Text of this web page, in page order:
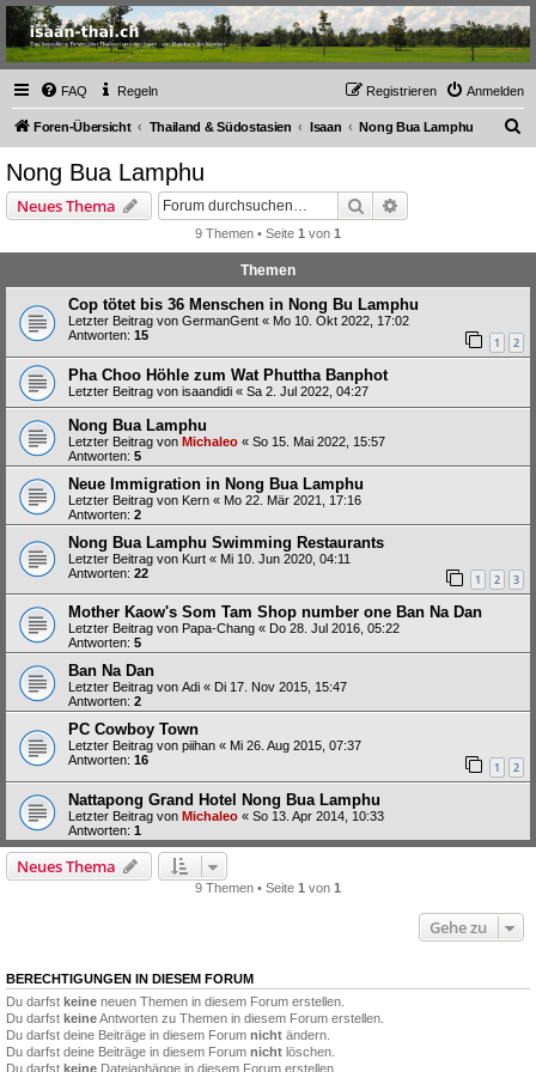
Thailand & Isaan Forum
- isaan-thai.ch
Das freundliche Forum über Thailand und den Isaan - von Membern für Member
FAQ Regeln Anmelden
Registrieren
Foren-Übersicht Thailand & Südostasien Isaan Nong Bua Lamphu
Nong Bua Lamphu
Neues Thema Suche
9 Themen • Seite 1 von 1
Themen
Cop tötet bis 36 Menschen in Nong Bu Lamphu
Letzter Beitrag von GermanGent « Mo 10. Okt 2022, 17:02
Antworten: 15 1 2
Pha Choo Höhle zum Wat Phuttha Banphot
Letzter Beitrag von isaandidi « Sa 2. Jul 2022, 04:27
Nong Bua Lamphu
Letzter Beitrag von Michaleo « So 15. Mai 2022, 15:57
Antworten: 5
Neue Immigration in Nong Bua Lamphu
Letzter Beitrag von Kern « Mo 22. Mär 2021, 17:16
Antworten: 2
Nong Bua Lamphu Swimming Restaurants
Letzter Beitrag von Kurt « Mi 10. Jun 2020, 04:11
Antworten: 22 1 2 3
Mother Kaow's Som Tam Shop number one Ban Na Dan
Letzter Beitrag von Papa-Chang « Do 28. Jul 2016, 05:22
Antworten: 5
Ban Na Dan
Letzter Beitrag von Adi « Di 17. Nov 2015, 15:47
Antworten: 2
PC Cowboy Town
Letzter Beitrag von piihan « Mi 26. Aug 2015, 07:37
Antworten: 16 1 2
Nattapong Grand Hotel Nong Bua Lamphu
Letzter Beitrag von Michaleo « So 13. Apr 2014, 10:33
Antworten: 1
Neues Thema
9 Themen • Seite 1 von 1
Gehe zu
BERECHTIGUNGEN IN DIESEM FORUM
Du darfst keine neuen Themen in diesem Forum erstellen.
Du darfst keineAntworten zu Themen in diesem Forum erstellen.
Du darfst deine Beiträge in diesem Forum nicht ändern.
Du darfst deine Beiträge in diesem Forum nicht löschen.
Du darfst keine Dateianhänge in diesem Forum erstellen.